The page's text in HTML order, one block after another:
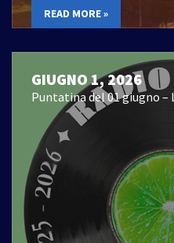
READ MORE »
GIUGNO 1, 2026
Puntatina del 01 giugno –